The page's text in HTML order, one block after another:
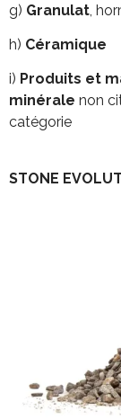
g) Granulat ,
h) Céramique
i) Produits et
minérale non
catégorie
STONE